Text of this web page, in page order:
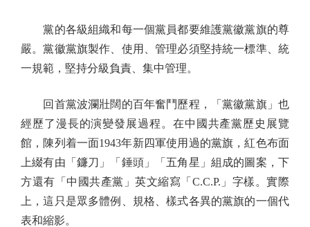
黨的各級組織和每一個黨員都要維護黨徽黨旗的尊
嚴。黨徽黨旗製作、使用、管理必須堅持統一標準、統
一規範，堅持分級負責、集中管理。
回首黨波瀾壯闊的百年奮鬥歷程，「黨徽黨旗」也
經歷了漫長的演變發展過程。在中國共產黨歷史展覽
館，陳列着一面1943年新四軍使用過的黨旗，紅色布面
上綴有由「鐮刀」「錘頭」「五角星」組成的圖案，下
方還有「中國共產黨」英文縮寫「C.C.P.」字樣。實際
上，這只是眾多體例、規格、樣式各異的黨旗的一個代
表和縮影。